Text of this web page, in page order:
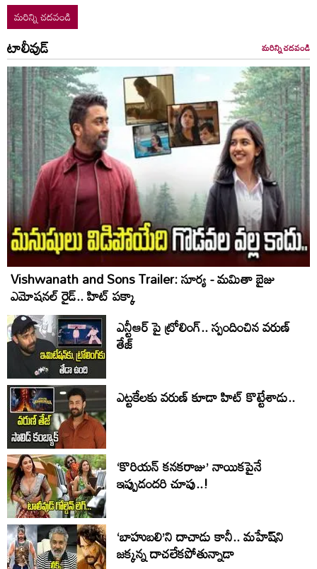
మరిన్ని చదవండి
టాలీవుడ్ మరిన్ని చదవండి
Vishwanath and Sons Trailer: సూర్య - మమితా బైజు
ఎమోషనల్ రైడ్.. హిట్ పక్కా
ఎన్టీఆర్ పై ట్రోలింగ్.. స్పందించిన వరుణ్
తేజ్
ఎట్టకేలకు వరుణ్ కూడా హిట్ కొట్టేశాడు..
‘కొరియన్ కనకరాజు’ నాయికపైనే
ఇప్పుడందరి చూపు..!
‘బాహుబలి’ని దాచాడు కానీ.. మహేష్‌ని
జక్కన్న దాచలేకపోతున్నాడా